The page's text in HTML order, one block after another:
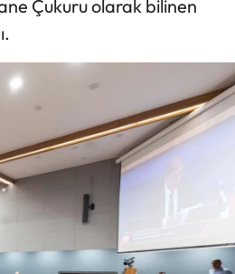
Çukuru olarak bilinen